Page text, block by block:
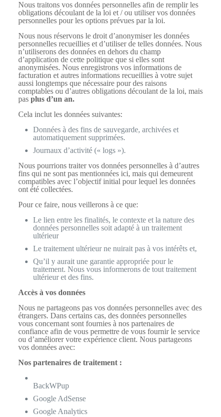
Nous traitons vos données personnelles afin de remplir les
obligations découlant de la loi et / ou utiliser vos données
personnelles pour les options prévues par la loi.
Nous nous réservons le droit d’anonymiser les données
personnelles recueillies et d’utiliser de telles données. Nous
n’utiliserons des données en dehors du champ
d’application de cette politique que si elles sont
anonymisées. Nous enregistrons vos informations de
facturation et autres informations recueillies à votre sujet
aussi longtemps que nécessaire pour des raisons
comptables ou d’autres obligations découlant de la loi, mais
pas plus d’un an.
Cela inclut les données suivantes:
Données à des fins de sauvegarde, archivées et
automatiquement supprimées.
Journaux d’activité (« logs »).
Nous pourrions traiter vos données personnelles à d’autres
fins qui ne sont pas mentionnées ici, mais qui demeurent
compatibles avec l’objectif initial pour lequel les données
ont été collectées.
Pour ce faire, nous veillerons à ce que:
Le lien entre les finalités, le contexte et la nature des
données personnelles soit adapté à un traitement
ultérieur
Le traitement ultérieur ne nuirait pas à vos intérêts et,
Qu’il y aurait une garantie appropriée pour le
traitement. Nous vous informerons de tout traitement
ultérieur et des fins.
Accès à vos données
Nous ne partageons pas vos données personnelles avec des
étrangers. Dans certains cas, des données personnelles
vous concernant sont fournies à nos partenaires de
confiance afin de vous permettre de vous fournir le service
ou d’améliorer votre expérience client. Nous partageons
vos données avec:
Nos partenaires de traitement :
BackWPup
Google AdSense
Google Analytics